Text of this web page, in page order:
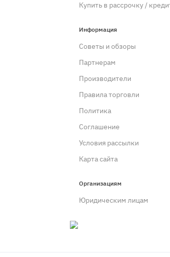
Купить в рассрочку /
Информация
Советы и обзоры
Партнерам
Производители
Правила торговли
Политика
Cоглашение
Условия рассылки
Карта сайта
Организациям
Юридическим лицам